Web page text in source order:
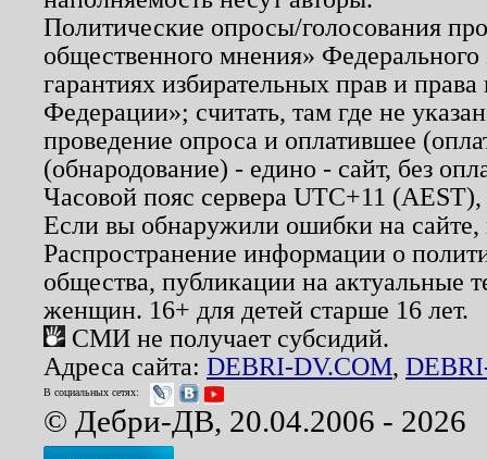
Политические опросы/голосования
общественного мнения»
гарантиях избирательных прав и
Федерации»; считать, там где не
проведение опроса и оплатившее
(обнародование) - едино - сайт, без
Часовой пояс сервера UTC+11
Если вы обнаружили ошибки на
Распространение информации о
общества, публикации на актуальные
женщин. 16+ для детей старше 16 лет.
СМИ не получает субсидий.
Адреса сайта: DEBRI-DV.COM,
В социальных сетях:
© Дебри-ДВ, 20.04.2006 - 2026